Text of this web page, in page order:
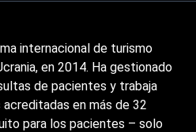
internacional de turismo
en 2014. Ha gestionado
de pacientes y trabaja
en más de 32
para los pacientes – solo